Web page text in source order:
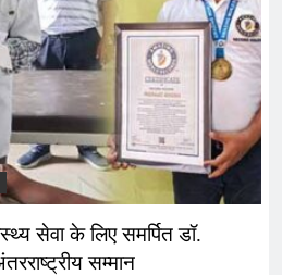
सेवा के लिए समर्पित डॉ.
सम्मान